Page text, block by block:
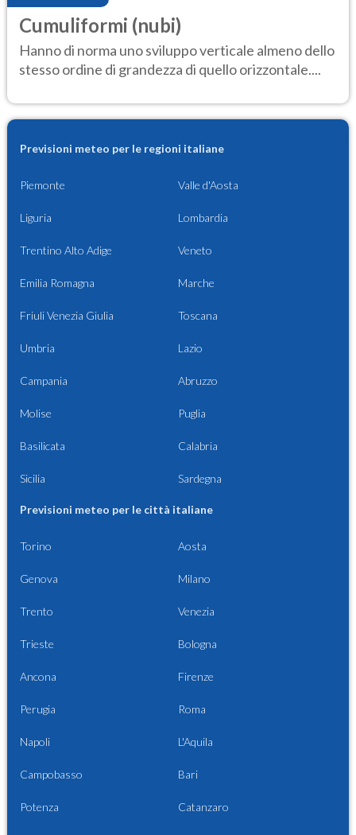
Cumuliformi (nubi)
Hanno di norma uno sviluppo verticale almeno dello
stesso ordine di grandezza di quello orizzontale....
Previsioni meteo per le regioni italiane
Piemonte Valle d'Aosta
Liguria Lombardia
Trentino Alto Adige Veneto
Emilia Romagna Marche
Friuli Venezia Giulia Toscana
Umbria Lazio
Campania Abruzzo
Molise Puglia
Basilicata Calabria
Sicilia Sardegna
Previsioni meteo per le città italiane
Torino Aosta
Genova Milano
Trento Venezia
Trieste Bologna
Ancona Firenze
Perugia Roma
Napoli L'Aquila
Campobasso Bari
Potenza Catanzaro